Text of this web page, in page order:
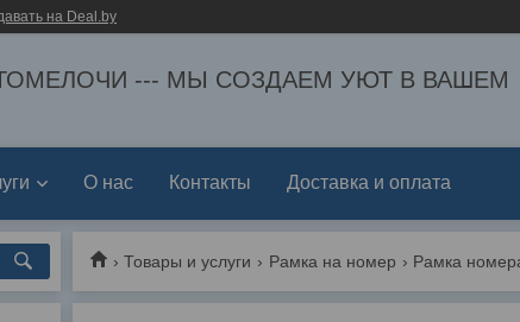
на Deal.by
--- МЫ СОЗДАЕМ УЮТ В ВАШЕМ
О нас Контакты Доставка и оплата
Товары и услуги Рамка на номер Рамка